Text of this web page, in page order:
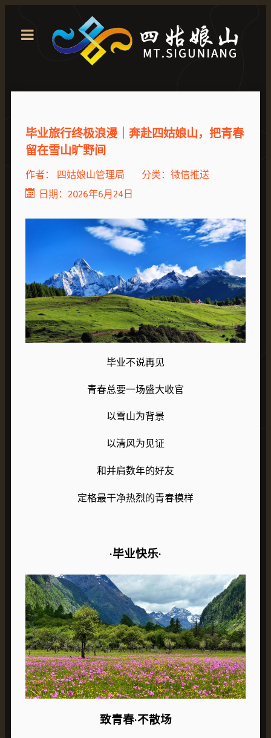
毕业旅行终极浪漫｜奔赴四姑娘山，把青春
留在雪山旷野间
作者： 四姑娘山管理局 分类： 微信推送
日期：2026年6月24日
毕业不说再见
青春总要一场盛大收官
以雪山为背景
以清风为见证
和并肩数年的好友
定格最干净热烈的青春模样
·毕业快乐·
致青春·不散场